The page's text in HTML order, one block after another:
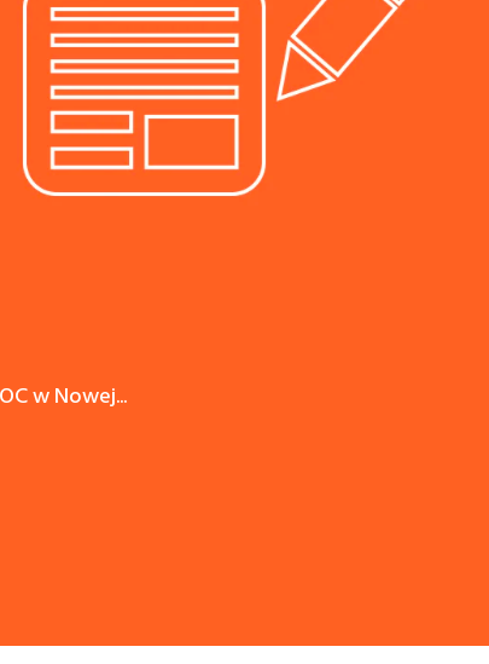
w Nowej...